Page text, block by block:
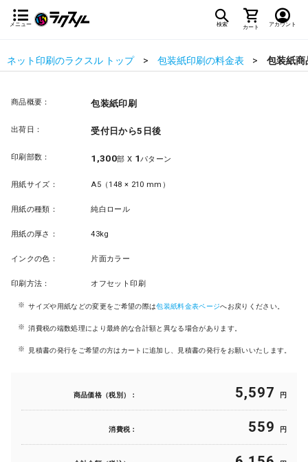
メニュー 検索 カート アカウント
ネット印刷のラクスル トップ 包装紙印刷の料金表 包装紙商
商品概要： 包装紙印刷
出荷日： 受付日から5日後
印刷部数： 1,300部 X 1パターン
用紙サイズ： A5（148 × 210 mm）
用紙の種類： 純白ロール
用紙の厚さ： 43kg
インクの色： 片面カラー
印刷方法： オフセット印刷
サイズや用紙などの変更をご希望の際は包装紙料金表ページへお戻りください。
消費税の端数処理により最終的な合計額と異なる場合があります。
見積書の発行をご希望の方はカートに追加し、見積書の発行をお願いいたします。
商品価格（税別）： 5,597 円
消費税： 559 円